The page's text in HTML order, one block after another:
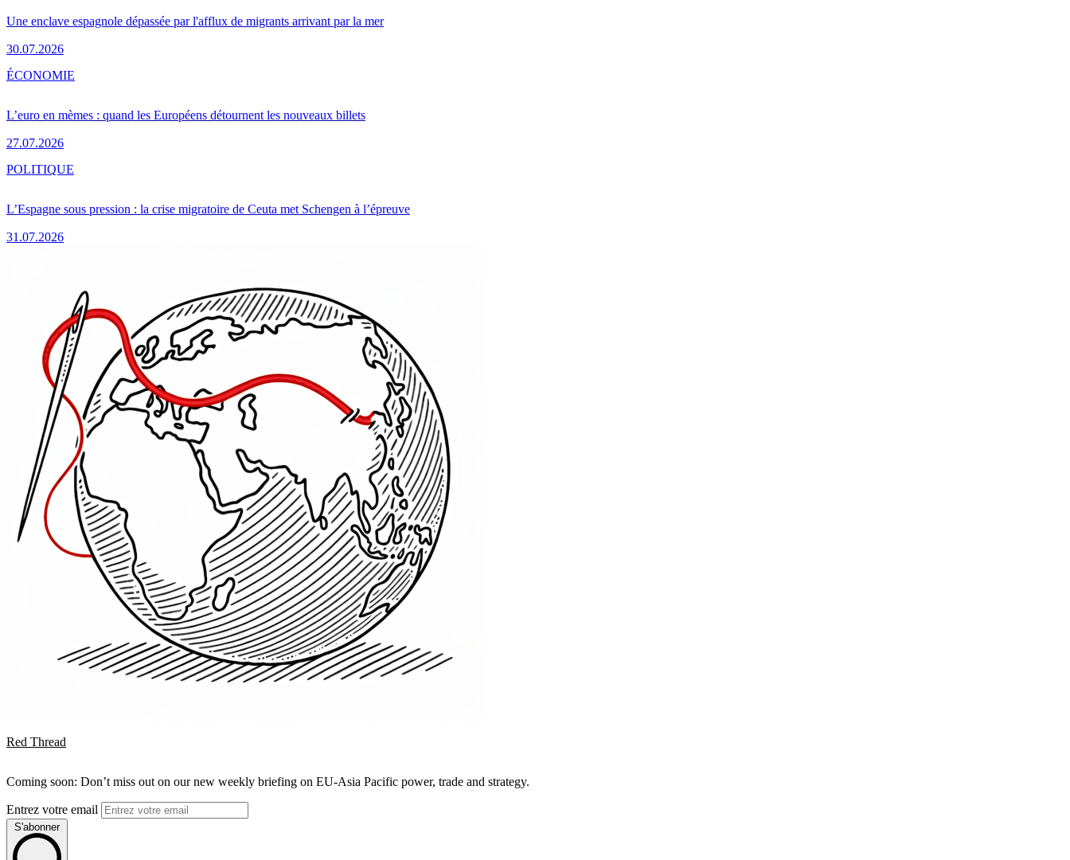
Une enclave espagnole dépassée par l'afflux de migrants arrivant par la mer
30.07.2026
L’euro en mèmes : quand les Européens détournent les nouveaux billets
27.07.2026
ÉCONOMIE
L’Espagne sous pression : la crise migratoire de Ceuta met Schengen à l’épreuve
31.07.2026
POLITIQUE
Red Thread
Coming soon: Don’t miss out on our new weekly briefing on EU-Asia Pacific power, trade and strategy.
Entrez votre email
S'abonner